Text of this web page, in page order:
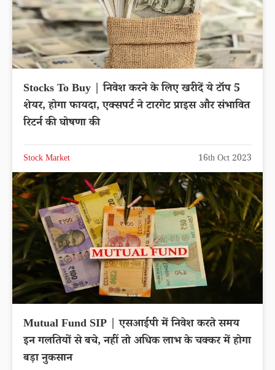
Stocks To Buy | निवेश करने के लिए खरीदें ये टॉप 5
शेयर, होगा फायदा, एक्सपर्ट ने टारगेट प्राइस और संभावित
रिटर्न की घोषणा की
Stock Market 16th Oct 2023
Mutual Fund SIP | एसआईपी में निवेश करते समय
इन गलतियों से बचे, नहीं तो अधिक लाभ के चक्कर में होगा
बड़ा नुकसान